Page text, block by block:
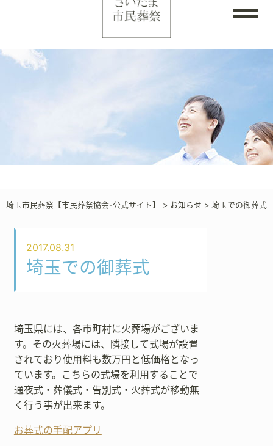
埼玉市民葬祭【市民葬祭協会-公式サイト】 > お知らせ > 埼玉での御葬式
2017.08.31
埼玉での御葬式
埼玉県には、各市町村に火葬場がございま
す。その火葬場には、隣接して式場が設置
されており使用料も数万円と低価格となっ
ています。こちらの式場を利用することで
通夜式・葬儀式・告別式・火葬式が移動無
く行う事が出来ます。
お葬式の手配アプリ